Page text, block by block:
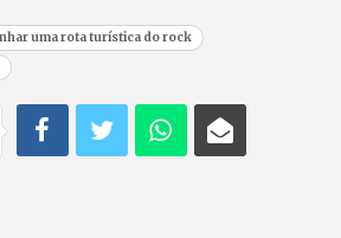
uma rota turística do rock